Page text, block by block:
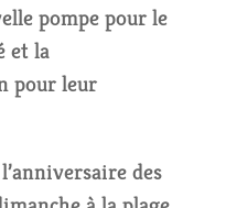
pompe pour le
et la
pour leur
des